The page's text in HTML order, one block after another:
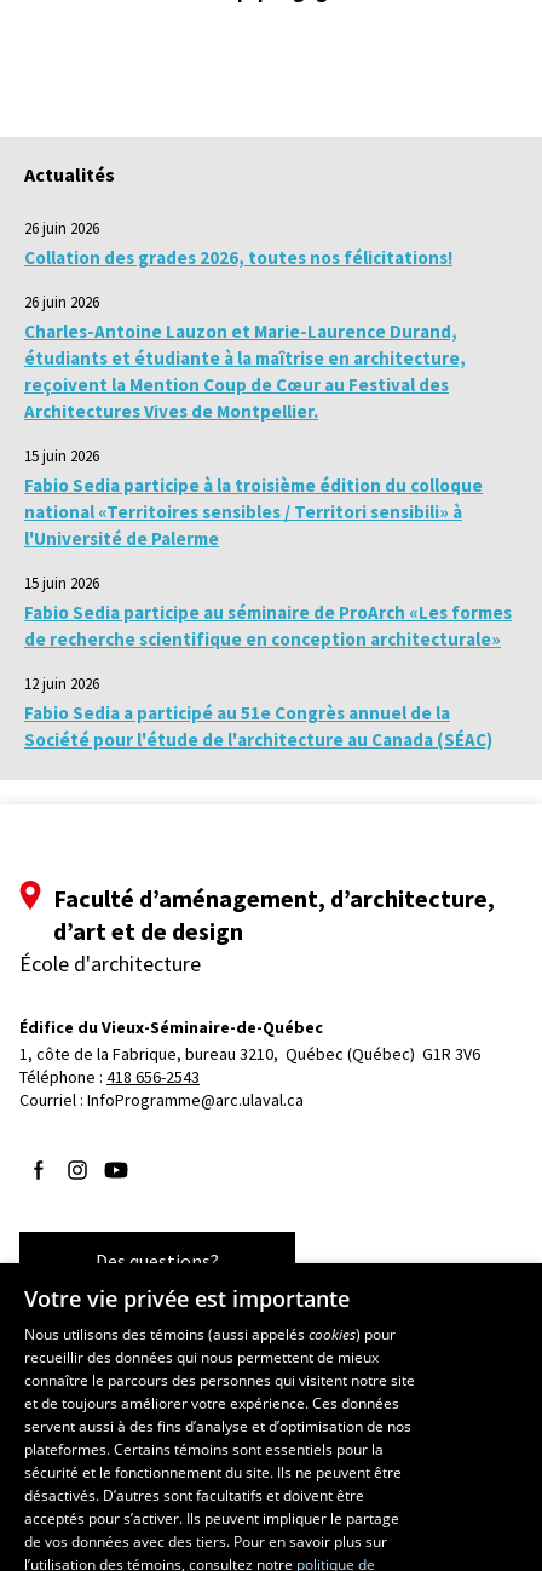
Actualités
26 juin 2026
Collation des grades 2026, toutes nos félicitations!
26 juin 2026
Charles-Antoine Lauzon et Marie-Laurence Durand,
étudiants et étudiante à la maîtrise en architecture,
reçoivent la Mention Coup de Cœur au Festival des
Architectures Vives de Montpellier.
15 juin 2026
Fabio Sedia participe à la troisième édition du colloque
national «Territoires sensibles / Territori sensibili» à
l'Université de Palerme
15 juin 2026
Fabio Sedia participe au séminaire de ProArch «Les formes
de recherche scientifique en conception architecturale»
12 juin 2026
Fabio Sedia a participé au 51e Congrès annuel de la
Société pour l'étude de l'architecture au Canada (SÉAC)
Faculté d’aménagement, d’architecture,
d’art et de design
École d'architecture
Édifice du Vieux-Séminaire-de-Québec
1, côte de la Fabrique, bureau 3210, Québec (Québec)  G1R 3V6
Téléphone : 418 656-2543
Courriel : InfoProgramme@arc.ulaval.ca
Suivez-nous sur Facebook
Suivez-nous sur Instagram
Suivez-nous sur YouTube
Des questions?
Les écoles et la recherche
École d’art
École supérieure d’aménagement du territoire et de développement
régional
École de design
Centre de recherche en aménagement et développement
Votre vie privée est importante
Nous utilisons des témoins (aussi appeléscookies) pour
recueillir des données qui nous permettent de mieux
connaître le parcours des personnes qui visitent notre site
et de toujours améliorer votre expérience. Ces données
servent aussi à des fins d’analyse et d’optimisation de nos
plateformes. Certains témoins sont essentiels pour la
sécurité et le fonctionnement du site. Ils ne peuvent être
désactivés. D’autres sont facultatifs et doivent être
acceptés pour s’activer. Ils peuvent impliquer le partage
de vos données avec des tiers. Pour en savoir plus sur
l’utilisation des témoins, consultez notre politique de